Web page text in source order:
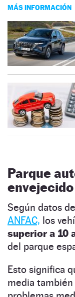
MÁS INFORMACIÓN
Parque
envejecido
Según datos
ANFAC, los
superior a 10
del parque
Esto significa
media